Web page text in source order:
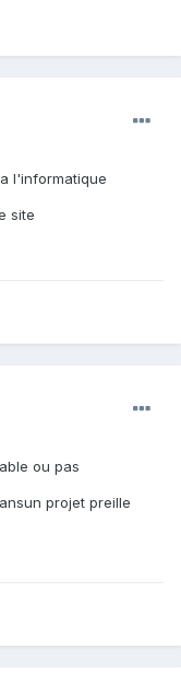
l'informatique
site
ou pas
projet preille